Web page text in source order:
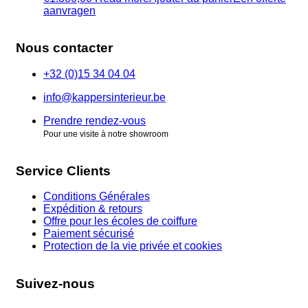
aanvragen
Nous contacter
+32 (0)15 34 04 04
info@kappersinterieur.be
Prendre rendez-vous
Pour une visite à notre showroom
Service Clients
Conditions Générales
Expédition & retours
Offre pour les écoles de coiffure
Paiement sécurisé
Protection de la vie privée et cookies
Suivez-nous